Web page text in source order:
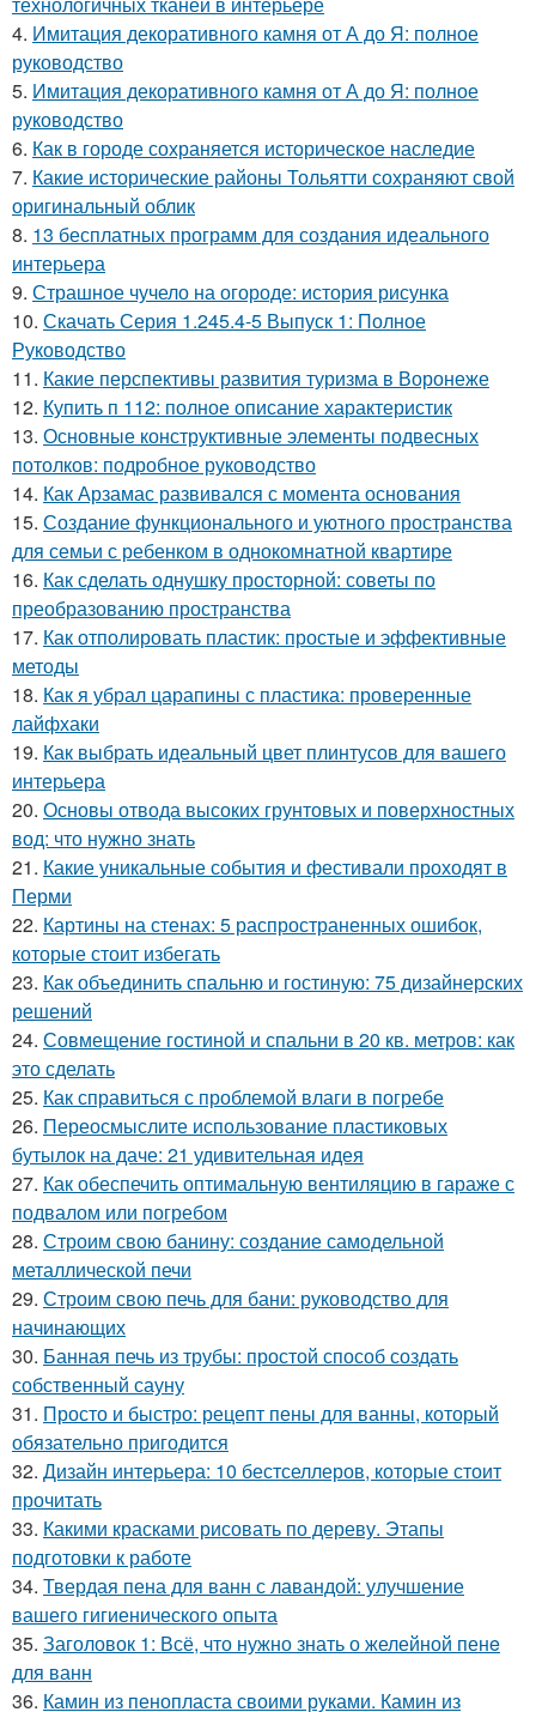
4. Имитация декоративного камня от А до Я: полное
руководство
5. Имитация декоративного камня от А до Я: полное
руководство
6. Как в городе сохраняется историческое наследие
7. Какие исторические районы Тольятти сохраняют свой
оригинальный облик
8. 13 бесплатных программ для создания идеального
интерьера
9. Страшное чучело на огороде: история рисунка
10. Скачать Серия 1.245.4-5 Выпуск 1: Полное
Руководство
11. Какие перспективы развития туризма в Воронеже
12. Купить п 112: полное описание характеристик
13. Основные конструктивные элементы подвесных
потолков: подробное руководство
14. Как Арзамас развивался с момента основания
15. Создание функционального и уютного пространства
для семьи с ребенком в однокомнатной квартире
16. Как сделать однушку просторной: советы по
преобразованию пространства
17. Как отполировать пластик: простые и эффективные
методы
18. Как я убрал царапины с пластика: проверенные
лайфхаки
19. Как выбрать идеальный цвет плинтусов для вашего
интерьера
20. Основы отвода высоких грунтовых и поверхностных
вод: что нужно знать
21. Какие уникальные события и фестивали проходят в
Перми
22. Картины на стенах: 5 распространенных ошибок,
которые стоит избегать
23. Как объединить спальню и гостиную: 75 дизайнерских
решений
24. Совмещение гостиной и спальни в 20 кв. метров: как
это сделать
25. Как справиться с проблемой влаги в погребе
26. Переосмыслите использование пластиковых
бутылок на даче: 21 удивительная идея
27. Как обеспечить оптимальную вентиляцию в гараже с
подвалом или погребом
28. Строим свою банину: создание самодельной
металлической печи
29. Строим свою печь для бани: руководство для
начинающих
30. Банная печь из трубы: простой способ создать
собственный сауну
31. Просто и быстро: рецепт пены для ванны, который
обязательно пригодится
32. Дизайн интерьера: 10 бестселлеров, которые стоит
прочитать
33. Какими красками рисовать по дереву. Этапы
подготовки к работе
34. Твердая пена для ванн с лавандой: улучшение
вашего гигиенического опыта
35. Заголовок 1: Всё, что нужно знать о желейной пенe
для ванн
36. Камин из пенопласта своими руками. Камин из